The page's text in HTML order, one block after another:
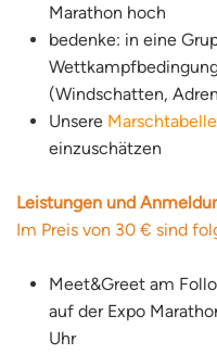
Marathon hoch
bedenke: in eine
(Windschatten,
Unsere Marschtabelle
einzuschätzen
Leistungen und
Im Preis von 30 € sind
Meet&Greet am
auf der Expo
Uhr